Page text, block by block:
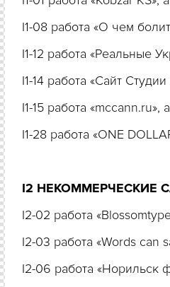
I1-08 работа «О чем
I1-12 работа «Реальные
I1-14 работа «Сайт
I1-15 работа
I1-28 работа «ONE
I2 НЕКОММЕРЧЕСКИЕ
I2-02 работа
I2-03 работа «Words can
I2-06 работа «Норильск